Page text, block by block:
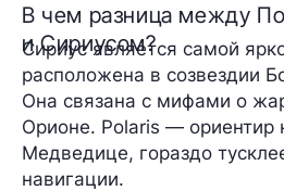
В чем разница между
и Сириусом?
Сириус является самой
расположена в созвездии
Она связана с мифами о
Орионе. Polaris — ориентир
Медведице, гораздо
навигации.